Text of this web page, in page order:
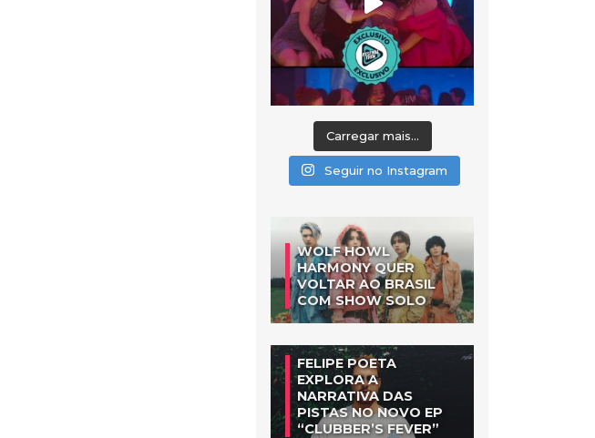
Carregar mais...
Seguir no Instagram
WOLF HOWL
HARMONY QUER
VOLTAR AO BRASIL
COM SHOW SOLO
FELIPE POETA
EXPLORA A
NARRATIVA DAS
PISTAS NO NOVO EP
“CLUBBER’S FEVER”